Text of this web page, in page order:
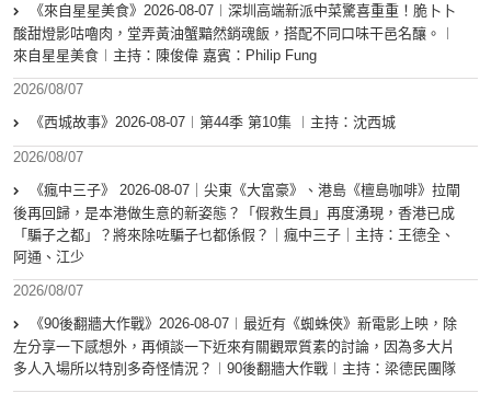
《來自星星美食》2026-08-07︱深圳高端新派中菜驚喜重重！脆卜卜
酸甜燈影咕嚕肉，堂弄黃油蟹黯然銷魂飯，搭配不同口味干邑名釀。︱
來自星星美食︱主持：陳俊偉 嘉賓：Philip Fung
2026/08/07
《西城故事》2026-08-07︱第44季 第10集 ︱主持：沈西城
2026/08/07
《瘋中三子》 2026-08-07｜尖東《大富豪》、港島《檀島咖啡》拉閘
後再回歸，是本港做生意的新姿態？「假救生員」再度湧現，香港已成
「騙子之都」？將來除咗騙子乜都係假？｜瘋中三子｜主持：王德全、
阿通、江少
2026/08/07
《90後翻牆大作戰》2026-08-07︱最近有《蜘蛛俠》新電影上映，除
左分享一下感想外，再傾談一下近來有關觀眾質素的討論，因為多大片
多人入場所以特別多奇怪情況？︱90後翻牆大作戰︱主持：梁德民團隊